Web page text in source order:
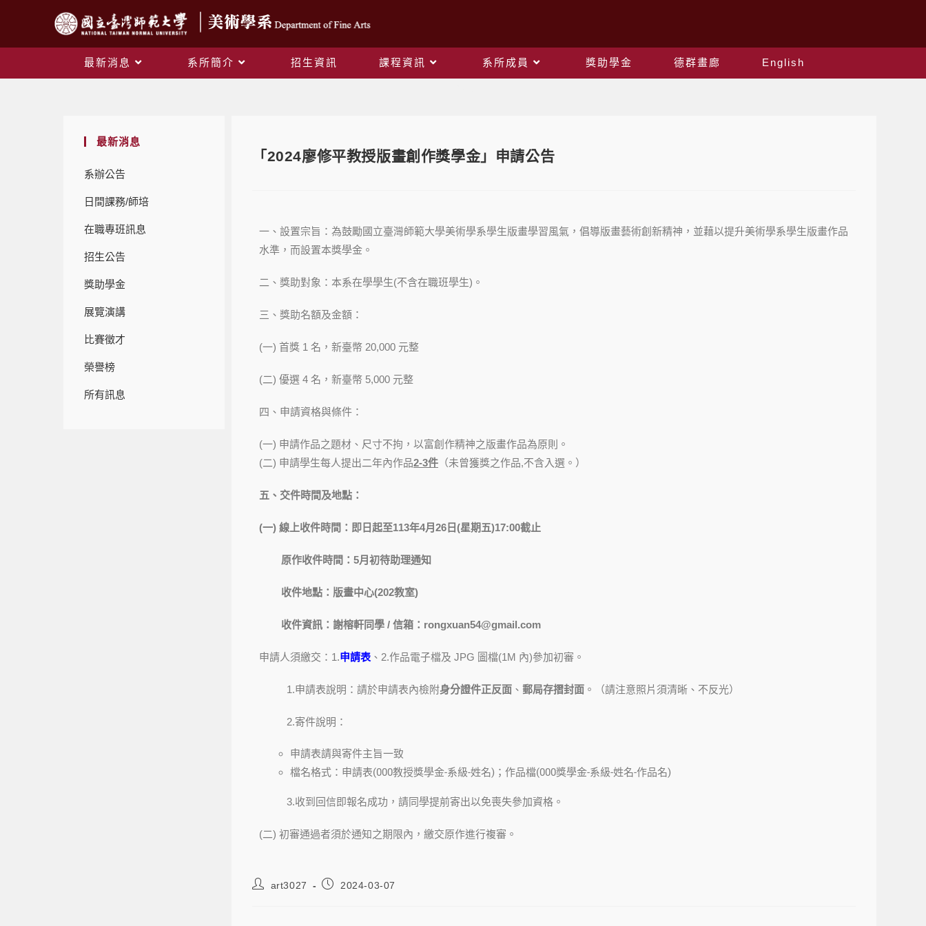
最新消息 系所簡介 招生資訊 課程資訊 系所成員 獎助學金 德群畫廊 English
最新消息
系辦公告
日間課務/師培
在職專班訊息
招生公告
獎助學金
展覽演講
比賽徵才
榮譽榜
所有訊息
「2024廖修平教授版畫創作獎學金」申請公告
一、設置宗旨：為鼓勵國立臺灣師範大學美術學系學生版畫學習風氣，倡導版畫藝術創新精神，並藉以提升美術學系學生版畫作品
水準，而設置本獎學金。
二、獎助對象：本系在學學生(不含在職班學生)。
三、獎助名額及金額：
(一) 首獎 1 名，新臺幣 20,000 元整
(二) 優選 4 名，新臺幣 5,000 元整
四、申請資格與條件：
(一) 申請作品之題材、尺寸不拘，以富創作精神之版畫作品為原則。
(二) 申請學生每人提出二年內作品2-3件 （未曾獲獎之作品,不含入選。）
五、交件時間及地點：
(一) 線上收件時間：即日起至113年4月26日(星期五)17:00截止
原作收件時間：5月初待助理通知
收件地點：版畫中心(202教室)
收件資訊：謝榕軒同學 / 信箱：rongxuan54@gmail.com
申請人須繳交：1.申請表 、2.作品電子檔及 JPG 圖檔(1M 內)參加初審。
1.申請表說明：請於申請表內檢附身分證件正反面 、 郵局存摺封面 。（請注意照片須清晰、不反光）
2.寄件說明：
申請表請與寄件主旨一致
檔名格式：申請表(000教授獎學金-系級-姓名)；作品檔(000獎學金-系級-姓名-作品名)
3.收到回信即報名成功，請同學提前寄出以免喪失參加資格。
(二) 初審通過者須於通知之期限內，繳交原作進行複審。
art3027 2024-03-07